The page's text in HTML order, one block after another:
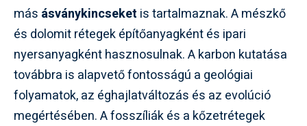
más ásványkincseket is tartalmaznak. A mészkő
és dolomit rétegek építőanyagként és ipari
nyersanyagként hasznosulnak. A karbon kutatása
továbbra is alapvető fontosságú a geológiai
folyamatok, az éghajlatváltozás és az evolúció
megértésében. A fosszíliák és a kőzetrétegek